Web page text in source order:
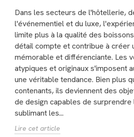
Dans les secteurs de l'hôtellerie,
l'événementiel et du luxe,
limite plus à la qualité des
détail compte et contribue à créer
mémorable et différenciante. Les
atypiques et originaux s'imposent
une véritable tendance. Bien plus
contenants, ils deviennent des
de design capables de
sublimant les...
Lire cet article